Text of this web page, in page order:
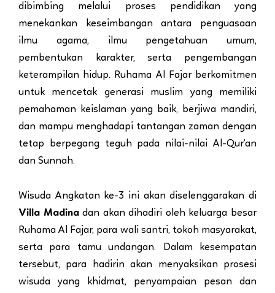
dibimbing melalui proses pendidikan yang
menekankan keseimbangan antara penguasaan
ilmu agama, ilmu pengetahuan umum,
pembentukan karakter, serta pengembangan
keterampilan hidup. Ruhama Al Fajar berkomitmen
untuk mencetak generasi muslim yang memiliki
pemahaman keislaman yang baik, berjiwa mandiri,
dan mampu menghadapi tantangan zaman dengan
tetap berpegang teguh pada nilai-nilai Al-Qur’an
dan Sunnah.
Wisuda Angkatan ke-3 ini akan diselenggarakan di
Villa Madinadan akan dihadiri oleh keluarga besar
Ruhama Al Fajar, para wali santri, tokoh masyarakat,
serta para tamu undangan. Dalam kesempatan
tersebut, para hadirin akan menyaksikan prosesi
wisuda yang khidmat, penyampaian pesan dan